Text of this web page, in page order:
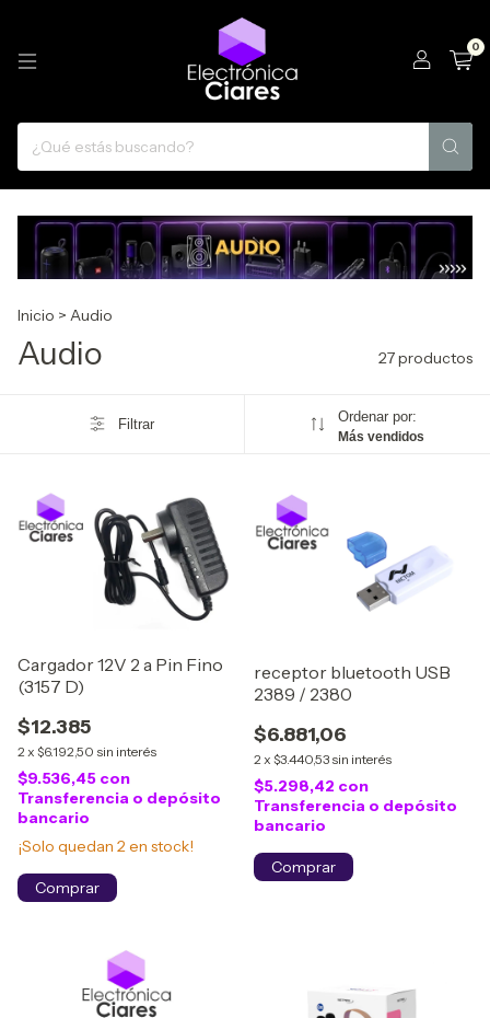
0
Inicio > Audio
Audio 27 productos
Filtrar Ordenar por:
Más vendidos
Cargador 12V 2 a Pin Fino
(3157 D)
$12.385
2 x $6.192,50 sin interés
$9.536,45 con
Transferencia o depósito
bancario
¡Solo quedan 2en stock!
receptor bluetooth USB
2389 / 2380
$6.881,06
2 x $3.440,53 sin interés
$5.298,42 con
Transferencia o depósito
bancario